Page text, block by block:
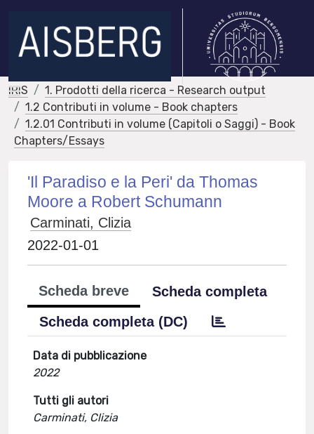
IRIS
1. Prodotti della ricerca - Research output
1.2 Contributi in volume - Book chapters
1.2.01 Contributi in volume (Capitoli o Saggi) - Book
Chapters/Essays
'Il Paradiso e la Peri' da Thomas
Moore a Robert Schumann
Carminati, Clizia
2022-01-01
Scheda breve
Scheda completa
Scheda completa (DC)
Data di pubblicazione
2022
Tutti gli autori
Carminati, Clizia